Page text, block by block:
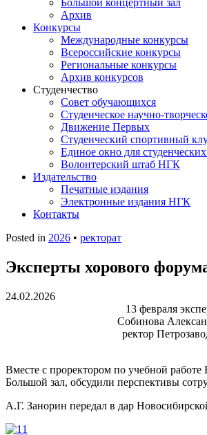
Большой концертный зал
Архив
Конкурсы
Международные конкурсы
Всероссийские конкурсы
Региональные конкурсы
Архив конкурсов
Студенчество
Совет обучающихся
Студенческое научно-
Движение Первых
Студенческий спортивный
Единое окно для
Волонтерский штаб НГК
Издательство
Печатные издания
Электронные издания НГК
Контакты
Posted in 2026 • ректорат
Эксперты хорового
24.02.2026
13 февраля
Собинова
ректор
Вместе с проректором по учебной
Большой зал, обсудили перспективы
А.Г. Занорин передал в дар
1